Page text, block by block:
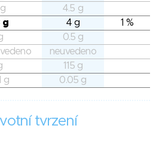
4.5 g
g 4 g
1 %
0.5 g
neuvedeno
115 g
g 0.05 g
tvrzení